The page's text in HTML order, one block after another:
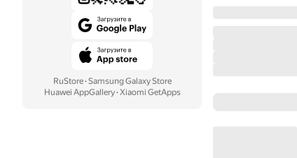
RuStore· Samsung Galaxy Store
Huawei AppGallery· Xiaomi GetApps